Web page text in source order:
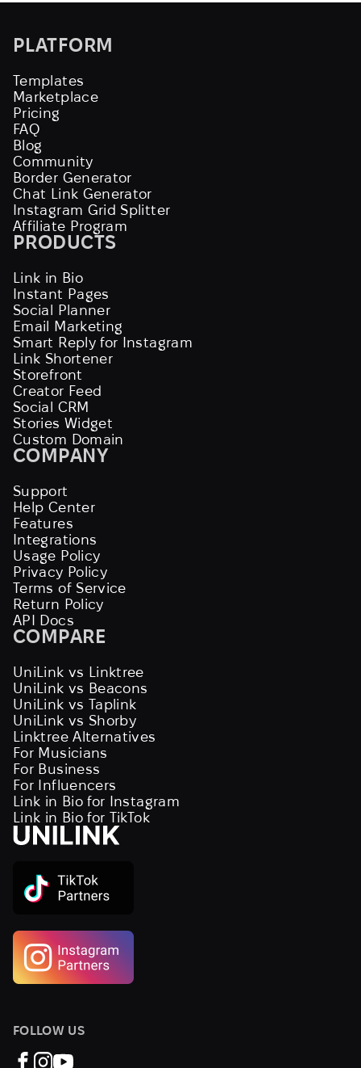
PLATFORM
Templates
Marketplace
Pricing
FAQ
Blog
Community
Border Generator
Chat Link Generator
Instagram Grid Splitter
Affiliate Program
PRODUCTS
Link in Bio
Instant Pages
Social Planner
Email Marketing
Smart Reply for Instagram
Link Shortener
Storefront
Creator Feed
Social CRM
Stories Widget
Custom Domain
COMPANY
Support
Help Center
Features
Integrations
Usage Policy
Privacy Policy
Terms of Service
Return Policy
API Docs
COMPARE
UniLink vs Linktree
UniLink vs Beacons
UniLink vs Taplink
UniLink vs Shorby
Linktree Alternatives
For Musicians
For Business
For Influencers
Link in Bio for Instagram
Link in Bio for TikTok
FOLLOW US